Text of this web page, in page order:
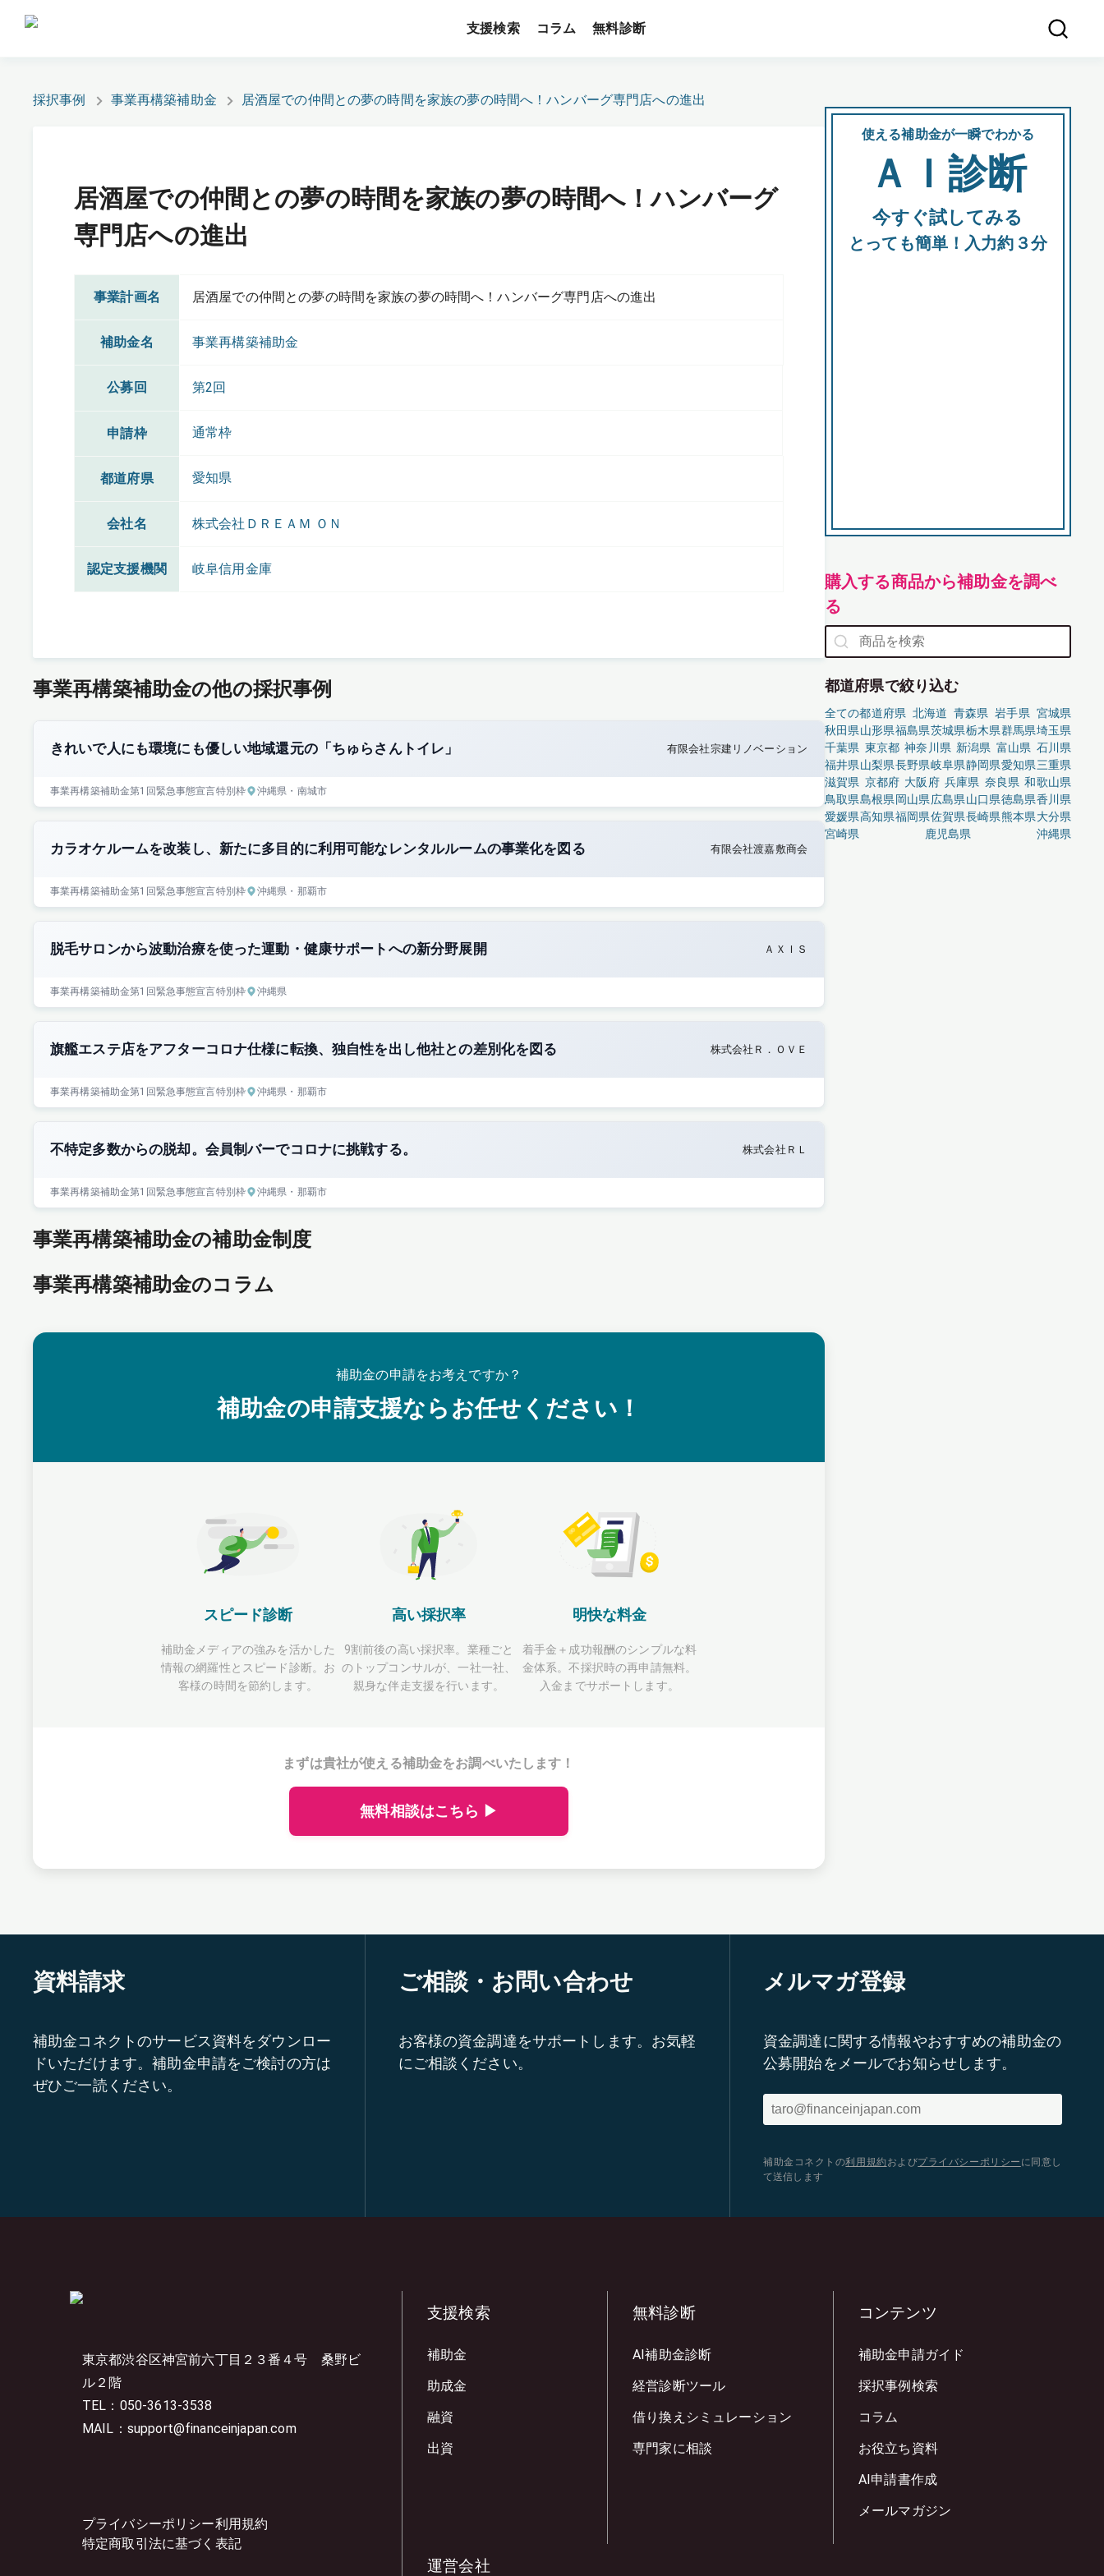
支援検索 コラム 無料診断
採択事例 事業再構築補助金 居酒屋での仲間との夢の時間を家族の夢の時間へ！ハンバーグ専門店への進出
居酒屋での仲間との夢の時間を家族の夢の時間へ！ハンバーグ
専門店への進出
事業計画名 居酒屋での仲間との夢の時間を家族の夢の時間へ！ハンバーグ専門店への進出
補助金名 事業再構築補助金
公募回 第2回
申請枠 通常枠
都道府県 愛知県
会社名 株式会社ＤＲＥＡＭ ＯＮ
認定支援機関 岐阜信用金庫
事業再構築補助金の他の採択事例
きれいで人にも環境にも優しい地域還元の「ちゅらさんトイレ」 有限会社宗建リノベーション
事業再構築補助金第1回緊急事態宣言特別枠 沖縄県 ・南城市
カラオケルームを改装し、新たに多目的に利用可能なレンタルルームの事業化を図る 有限会社渡嘉敷商会
事業再構築補助金第1回緊急事態宣言特別枠 沖縄県 ・那覇市
脱毛サロンから波動治療を使った運動・健康サポートへの新分野展開 ＡＸＩＳ
事業再構築補助金第1回緊急事態宣言特別枠 沖縄県
旗艦エステ店をアフターコロナ仕様に転換、独自性を出し他社との差別化を図る 株式会社Ｒ．ＯＶＥ
事業再構築補助金第1回緊急事態宣言特別枠 沖縄県 ・那覇市
不特定多数からの脱却。会員制バーでコロナに挑戦する。 株式会社ＲＬ
事業再構築補助金第1回緊急事態宣言特別枠 沖縄県 ・那覇市
事業再構築補助金の補助金制度
事業再構築補助金のコラム
補助金の申請をお考えですか？
補助金の申請支援ならお任せください！
スピード診断
補助金メディアの強みを活かした
情報の網羅性とスピード診断。お
客様の時間を節約します。
高い採択率
9割前後の高い採択率。業種ごと
のトップコンサルが、一社一社、
親身な伴走支援を行います。
明快な料金
着手金＋成功報酬のシンプルな料
金体系。不採択時の再申請無料。
入金までサポートします。
まずは貴社が使える補助金をお調べいたします！
無料相談はこちら ▶
使える補助金が一瞬でわかる
ＡＩ診断
今すぐ試してみる
とっても簡単！入力約３分
購入する商品から補助金を調べ
る
都道府県で絞り込む
全ての都道府県 北海道 青森県 岩手県 宮城県
秋田県山形県福島県茨城県栃木県群馬県埼玉県
千葉県 東京都 神奈川県 新潟県 富山県 石川県
福井県山梨県長野県岐阜県静岡県愛知県三重県
滋賀県 京都府 大阪府 兵庫県 奈良県 和歌山県
鳥取県島根県岡山県広島県山口県徳島県香川県
愛媛県高知県福岡県佐賀県長崎県熊本県大分県
宮崎県
鹿児島県 沖縄県
資料請求
補助金コネクトのサービス資料をダウンロー
ドいただけます。補助金申請をご検討の方は
ぜひご一読ください。
ご相談・お問い合わせ
お客様の資金調達をサポートします。お気軽
にご相談ください。
メルマガ登録
資金調達に関する情報やおすすめの補助金の
公募開始をメールでお知らせします。
補助金コネクトの利用規約 およびプライバシーポリシー に同意し
て送信します
東京都渋谷区神宮前六丁目２３番４号 桑野ビ
ル２階
TEL：050-3613-3538
MAIL：support@financeinjapan.com
プライバシーポリシー利用規約
特定商取引法に基づく表記
支援検索
補助金
助成金
融資
出資
無料診断
AI補助金診断
経営診断ツール
借り換えシミュレーション
専門家に相談
コンテンツ
補助金申請ガイド
採択事例検索
コラム
お役立ち資料
AI申請書作成
メールマガジン
運営会社